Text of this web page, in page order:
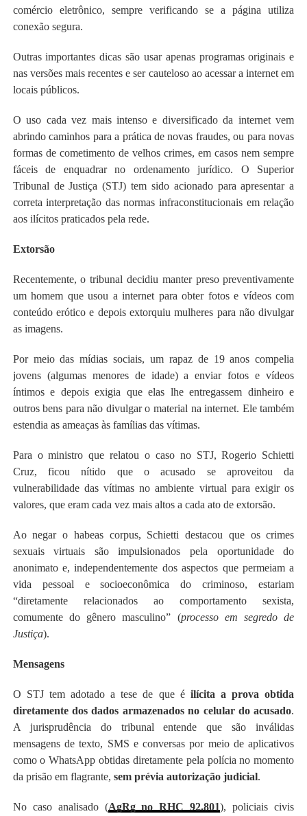
comércio eletrônico, sempre verificando se a página utiliza
conexão segura.
Outras importantes dicas são usar apenas programas originais e
nas versões mais recentes e ser cauteloso ao acessar a internet em
locais públicos.
O uso cada vez mais intenso e diversificado da internet vem
abrindo caminhos para a prática de novas fraudes, ou para novas
formas de cometimento de velhos crimes, em casos nem sempre
fáceis de enquadrar no ordenamento jurídico. O Superior
Tribunal de Justiça (STJ) tem sido acionado para apresentar a
correta interpretação das normas infraconstitucionais em relação
aos ilícitos praticados pela rede.
Extorsão
Recentemente, o tribunal decidiu manter preso preventivamente
um homem que usou a internet para obter fotos e vídeos com
conteúdo erótico e depois extorquiu mulheres para não divulgar
as imagens.
Por meio das mídias sociais, um rapaz de 19 anos compelia
jovens (algumas menores de idade) a enviar fotos e vídeos
íntimos e depois exigia que elas lhe entregassem dinheiro e
outros bens para não divulgar o material na internet. Ele também
estendia as ameaças às famílias das vítimas.
Para o ministro que relatou o caso no STJ, Rogerio Schietti
Cruz, ficou nítido que o acusado se aproveitou da
vulnerabilidade das vítimas no ambiente virtual para exigir os
valores, que eram cada vez mais altos a cada ato de extorsão.
Ao negar o habeas corpus, Schietti destacou que os crimes
sexuais virtuais são impulsionados pela oportunidade do
anonimato e, independentemente dos aspectos que permeiam a
vida pessoal e socioeconômica do criminoso, estariam
“diretamente relacionados ao comportamento sexista,
comumente do gênero masculino” (processo em segredo de
Justiça).
Mensagens
O STJ tem adotado a tese de que éilícita a prova obtida
diretamente dos dados armazenados no celular do acusado.
A jurisprudência do tribunal entende que são inválidas
mensagens de texto, SMS e conversas por meio de aplicativos
como o WhatsApp obtidas diretamente pela polícia no momento
da prisão em flagrante, sem prévia autorização judicial.
No caso analisado (AgRg no RHC 92.801), policiais civis